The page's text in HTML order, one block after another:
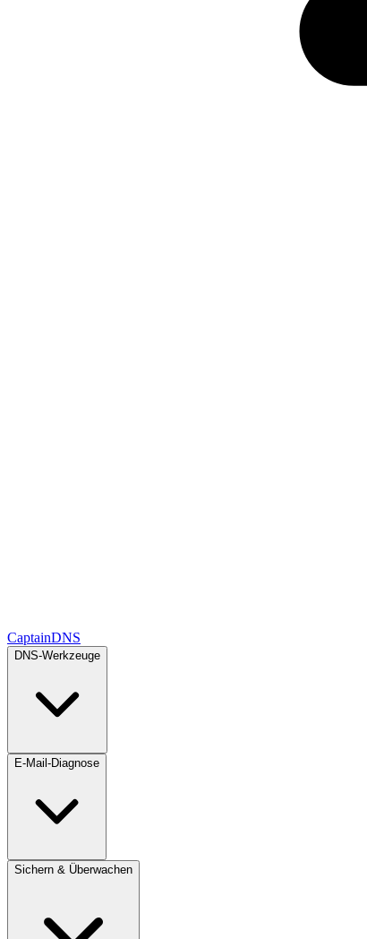
CaptainDNS
DNS-Werkzeuge
E-Mail-Diagnose
Sichern & Überwachen